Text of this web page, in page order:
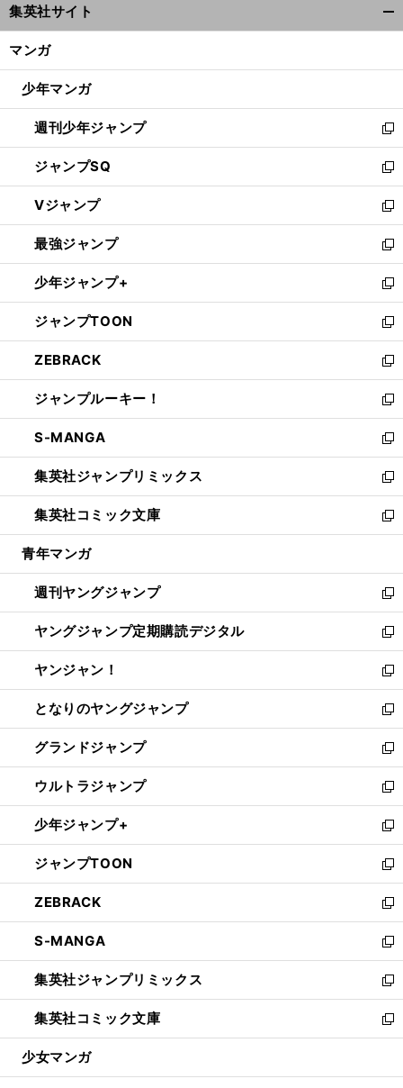
ィ
ン
ウ
開
く
集英社サイト
マンガ
少年マンガ
週刊少年ジャンプ
新
し
い
ウ
ィ
ン
ド
ウ
で
開
く
ジャンプSQ
新
し
い
ウ
ィ
ン
ド
ウ
で
開
く
Vジャンプ
新
し
い
ウ
ィ
ン
ド
ウ
で
開
く
最強ジャンプ
新
し
い
ウ
ィ
ン
ド
ウ
で
開
く
少年ジャンプ+
新
し
い
ウ
ィ
ン
ド
ウ
で
開
く
ジャンプTOON
新
し
い
ウ
ィ
ン
ド
ウ
で
開
く
ZEBRACK
新
し
い
ウ
ィ
ン
ド
ウ
で
開
ジャンプルーキー！
新
し
い
ウ
ィ
ン
ド
ウ
開
く
S-MANGA
新
し
い
ウ
ィ
ン
ウ
で
開
く
集英社ジャンプリミックス
新
し
い
ウ
ン
ド
ウ
で
開
く
集英社コミック文庫
新
し
ウ
ィ
ン
ド
ウ
で
開
く
青年マンガ
週刊ヤングジャンプ
新
し
い
ウ
ィ
ン
ド
ウ
で
開
く
ヤングジャンプ定期購読デジタル
新
し
い
ウ
ィ
ン
ド
ウ
で
開
く
ヤンジャン！
新
し
い
ウ
ィ
ン
ド
ウ
で
開
く
となりのヤングジャンプ
新
し
い
ウ
ィ
ン
ド
ウ
で
開
く
グランドジャンプ
新
し
い
ウ
ィ
ン
ド
ウ
で
開
く
ウルトラジャンプ
新
し
い
ウ
ィ
ン
ド
ウ
で
開
く
少年ジャンプ+
新
し
い
ウ
ィ
ン
ド
ウ
で
開
く
ジャンプTOON
新
し
い
ウ
ィ
ン
ド
ウ
で
開
ZEBRACK
新
し
い
ウ
ィ
ン
ド
ウ
開
S-MANGA
新
し
い
ウ
ィ
ン
ウ
集英社ジャンプリミックス
新
し
い
ウ
ン
集英社コミック文庫
新
し
ウ
少女マンガ